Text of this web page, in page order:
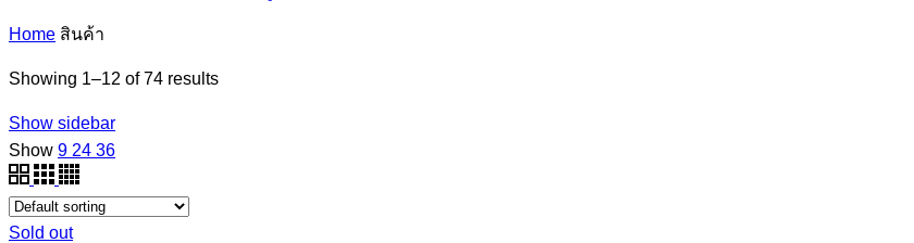
Home สินค้า
Showing 1–12 of 74 results
Show sidebar
Show 9 24 36
Sold out